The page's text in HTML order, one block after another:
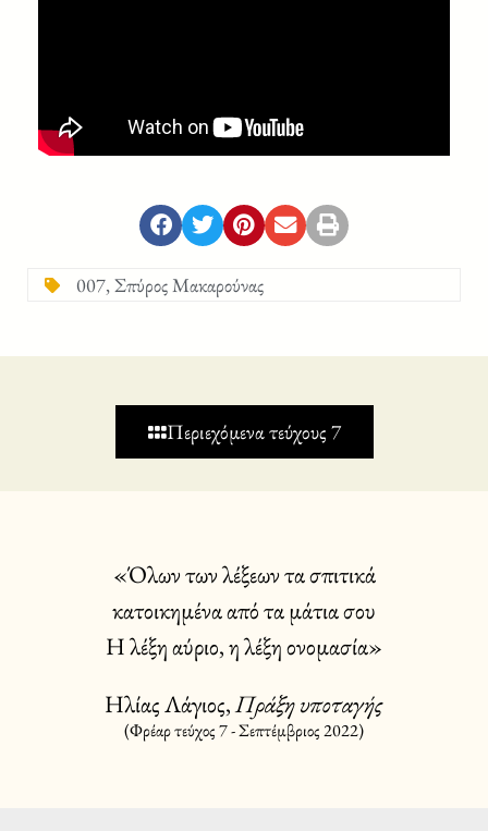
007,Σπύρος Μακαρούνας
Περιεχόμενα τεύχους 7
«Όλων των λέξεων τα σπιτικά
κατοικημένα από τα μάτια σου
Η λέξη αύριο, η λέξη ονομασία»
Ηλίας Λάγιος,Πράξη υποταγής
(Φρέαρ τεύχος 7 - Σεπτέμβριος 2022)